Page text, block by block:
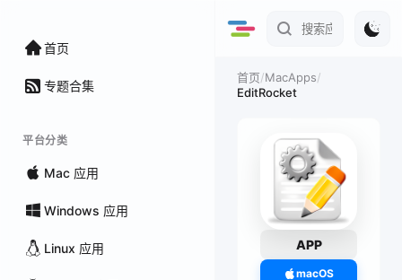
首页
专题合集
平台分类
Mac 应用
Windows 应用
Linux 应用
首页/MacApps/
EditRocket
APP
macOS